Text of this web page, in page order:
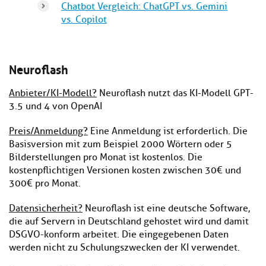
Chatbot Vergleich: ChatGPT vs. Gemini
vs. Copilot
Neuroflash
Anbieter/KI-Modell? Neuroflash nutzt das KI-Modell GPT-
3.5 und 4 von OpenAI
Preis/Anmeldung? Eine Anmeldung ist erforderlich. Die
Basisversion mit zum Beispiel 2000 Wörtern oder 5
Bilderstellungen pro Monat ist kostenlos. Die
kostenpflichtigen Versionen kosten zwischen 30€ und
300€ pro Monat.
Datensicherheit? Neuroflash ist eine deutsche Software,
die auf Servern in Deutschland gehostet wird und damit
DSGVO-konform arbeitet. Die eingegebenen Daten
werden nicht zu Schulungszwecken der KI verwendet.